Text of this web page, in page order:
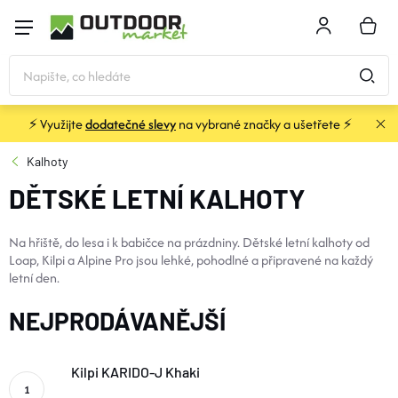
obsah
KOŠÍK
STANY
SPACÁKY
BATOHY A TAŠKY
⚡ Využijtedodatečné slevyna vybrané značky a ušetřete ⚡
Kalhoty
DĚTSKÉ LETNÍ KALHOTY
Na hřiště, do lesa i k babičce na prázdniny. Dětské letní kalhoty od
Loap, Kilpi a Alpine Pro jsou lehké, pohodlné a připravené na každý
letní den.
NEJPRODÁVANĚJŠÍ
Kilpi KARIDO-J Khaki